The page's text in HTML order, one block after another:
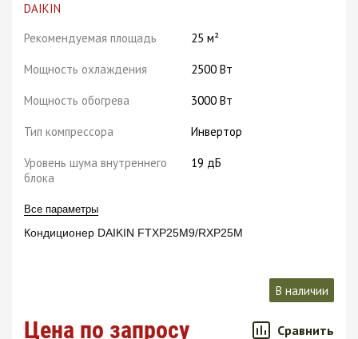
DAIKIN
Рекомендуемая площадь
25 м²
Мощность охлаждения 2500 Вт
Мощность обогрева 3000 Вт
Тип компрессора Инвертор
Уровень шума внутреннего
блока
19 дБ
Все параметры
Кондиционер DAIKIN FTXP25M9/RXP25M
В наличии
Цена по запросу Сравнить